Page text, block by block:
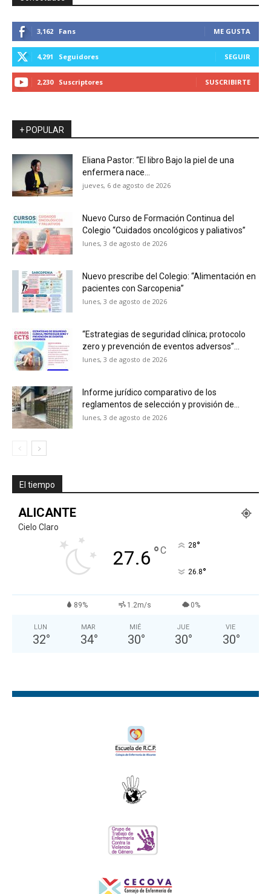
3,162 Fans ME GUSTA
4,291 Seguidores SEGUIR
2,230 Suscriptores SUSCRIBIRTE
+ POPULAR
Eliana Pastor: “El libro Bajo la piel de una
enfermera nace...
jueves, 6 de agosto de 2026
Nuevo Curso de Formación Continua del
Colegio “Cuidados oncológicos y paliativos”
lunes, 3 de agosto de 2026
Nuevo prescribe del Colegio: “Alimentación en
pacientes con Sarcopenia”
lunes, 3 de agosto de 2026
“Estrategias de seguridad clínica; protocolo
zero y prevención de eventos adversos”...
lunes, 3 de agosto de 2026
Informe jurídico comparativo de los
reglamentos de selección y provisión de...
lunes, 3 de agosto de 2026
El tiempo
ALICANTE
Cielo Claro
27.6 °C 28°
26.8°
89% 1.2m/s 0%
LUN
32°
MAR
34°
MIÉ
30°
JUE
30°
VIE
30°